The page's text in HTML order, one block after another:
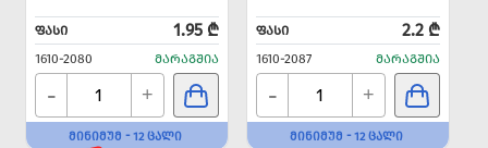
ᲤᲐᲡᲘ 1.95 ₾
1610-2080 ᲛᲐᲠᲐᲒᲨᲘᲐ
- +
ᲛᲘᲜᲘᲛᲣᲛ - 12 ᲪᲐᲚᲘ
ᲤᲐᲡᲘ 2.2 ₾
1610-2087 ᲛᲐᲠᲐᲒᲨᲘᲐ
- +
ᲛᲘᲜᲘᲛᲣᲛ - 12 ᲪᲐᲚᲘ